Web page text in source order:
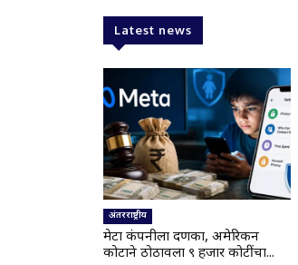
Latest news
अंतरराष्ट्रीय
मेटा कंपनीला दणका, अमेरिकन
कोर्टाने ठोठावला ९ हजार कोटींचा...